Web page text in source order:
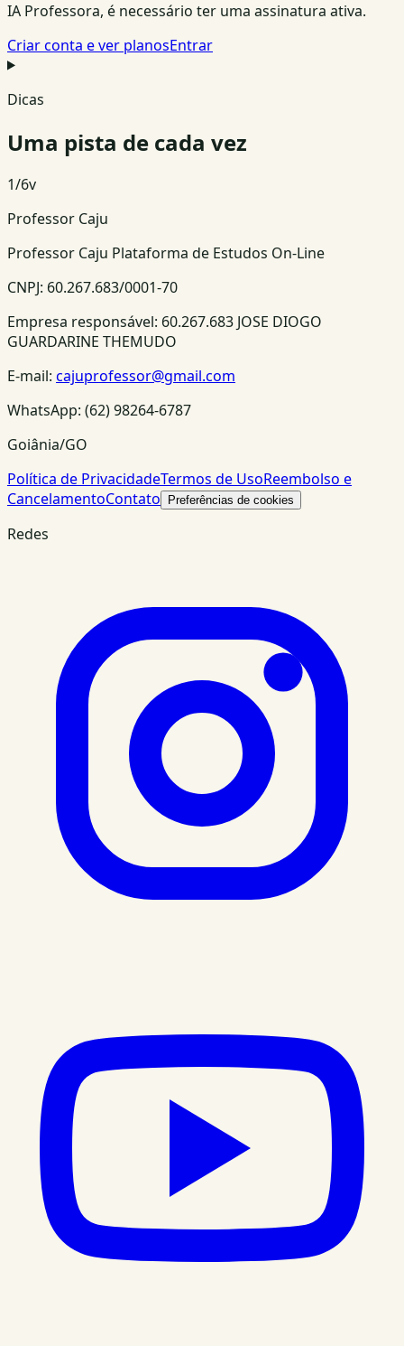
IA Professora, é necessário ter uma assinatura ativa.
Criar conta e ver planosEntrar
Dicas
Uma pista de cada vez
1/6v
Professor Caju
Professor Caju Plataforma de Estudos On-Line
CNPJ: 60.267.683/0001-70
Empresa responsável: 60.267.683 JOSE DIOGO
GUARDARINE THEMUDO
E-mail: cajuprofessor@gmail.com
WhatsApp: (62) 98264-6787
Goiânia/GO
Política de PrivacidadeTermos de UsoReembolso e
CancelamentoContato Preferências de cookies
Redes